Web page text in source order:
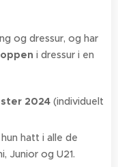
og dressur, og har
i dressur i en
2024 (individuelt
hatt i alle de
Junior og U21.